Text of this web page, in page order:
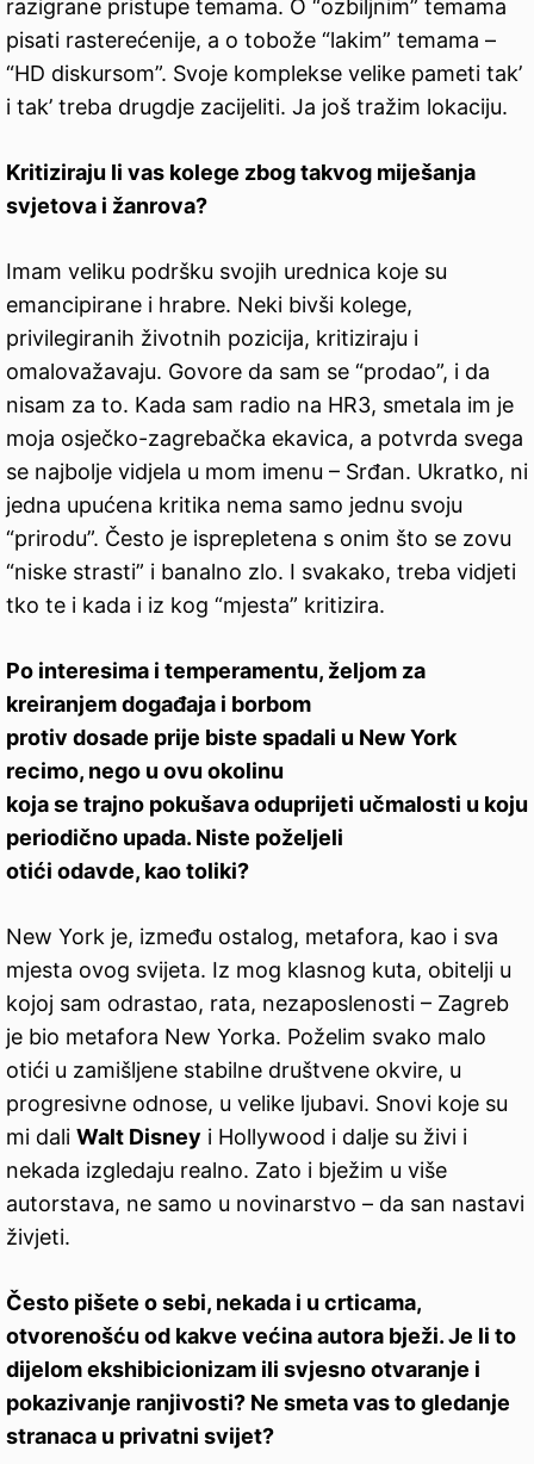
razigrane pristupe temama. O “ozbiljnim” temama
pisati rasterećenije, a o tobože “lakim” temama –
“HD diskursom”. Svoje komplekse velike pameti tak’
i tak’ treba drugdje zacijeliti. Ja još tražim lokaciju.
Kritiziraju li vas kolege zbog takvog miješanja
svjetova i žanrova?
Imam veliku podršku svojih urednica koje su
emancipirane i hrabre. Neki bivši kolege,
privilegiranih životnih pozicija, kritiziraju i
omalovažavaju. Govore da sam se “prodao”, i da
nisam za to. Kada sam radio na HR3, smetala im je
moja osječko-zagrebačka ekavica, a potvrda svega
se najbolje vidjela u mom imenu – Srđan. Ukratko, ni
jedna upućena kritika nema samo jednu svoju
“prirodu”. Često je isprepletena s onim što se zovu
“niske strasti” i banalno zlo. I svakako, treba vidjeti
tko te i kada i iz kog “mjesta” kritizira.
Po interesima i temperamentu, željom za
kreiranjem događaja i borbom
protiv dosade prije biste spadali u New York
recimo, nego u ovu okolinu
koja se trajno pokušava oduprijeti učmalosti u koju
periodično upada. Niste poželjeli
otići odavde, kao toliki?
New York je, između ostalog, metafora, kao i sva
mjesta ovog svijeta. Iz mog klasnog kuta, obitelji u
kojoj sam odrastao, rata, nezaposlenosti – Zagreb
je bio metafora New Yorka. Poželim svako malo
otići u zamišljene stabilne društvene okvire, u
progresivne odnose, u velike ljubavi. Snovi koje su
mi dali Walt Disney i Hollywood i dalje su živi i
nekada izgledaju realno. Zato i bježim u više
autorstava, ne samo u novinarstvo – da san nastavi
živjeti.
Često pišete o sebi, nekada i u crticama,
otvorenošću od kakve većinaautora bježi. Je li to
dijelom ekshibicionizam ili svjesno otvaranje i
pokazivanje ranjivosti? Ne smeta vas to gledanje
stranaca u privatni svijet?